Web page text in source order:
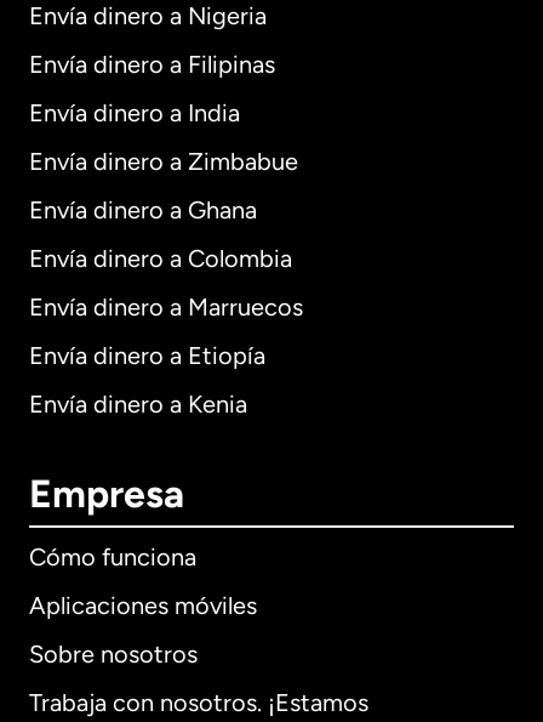
Envía dinero a Nigeria
Envía dinero a Filipinas
Envía dinero a India
Envía dinero a Zimbabue
Envía dinero a Ghana
Envía dinero a Colombia
Envía dinero a Marruecos
Envía dinero a Etiopía
Envía dinero a Kenia
Empresa
Cómo funciona
Aplicaciones móviles
Sobre nosotros
Trabaja con nosotros. ¡Estamos